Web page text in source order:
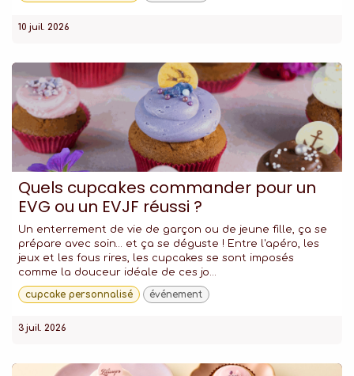
10 juil. 2026
Quels cupcakes commander pour un
EVG ou un EVJF réussi ?
Un enterrement de vie de garçon ou de jeune fille, ça se
prépare avec soin… et ça se déguste ! Entre l'apéro, les
jeux et les fous rires, les cupcakes se sont imposés
comme la douceur idéale de ces jo...
cupcake personnalisé événement
3 juil. 2026